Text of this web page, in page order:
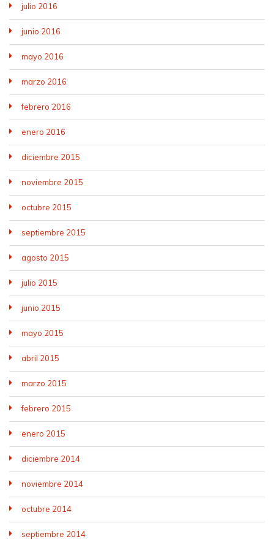
julio 2016
junio 2016
mayo 2016
marzo 2016
febrero 2016
enero 2016
diciembre 2015
noviembre 2015
octubre 2015
septiembre 2015
agosto 2015
julio 2015
junio 2015
mayo 2015
abril 2015
marzo 2015
febrero 2015
enero 2015
diciembre 2014
noviembre 2014
octubre 2014
septiembre 2014